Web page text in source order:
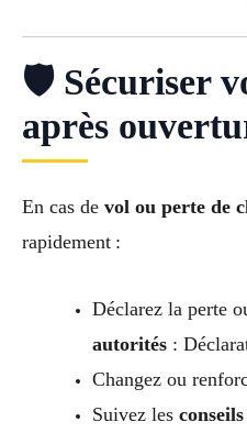
🛡 Sécuriser
après
En cas de vol ou perte de
rapidement :
Déclarez la perte
autorités:
Changez ou
Suivez les